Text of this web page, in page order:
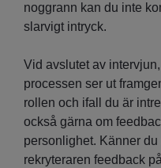
noggrann kan du inte
slarvigt intryck.
Vid avslutet av
processen ser ut
rollen och ifall du är
också gärna om
personlighet. Känner
rekryteraren feedback